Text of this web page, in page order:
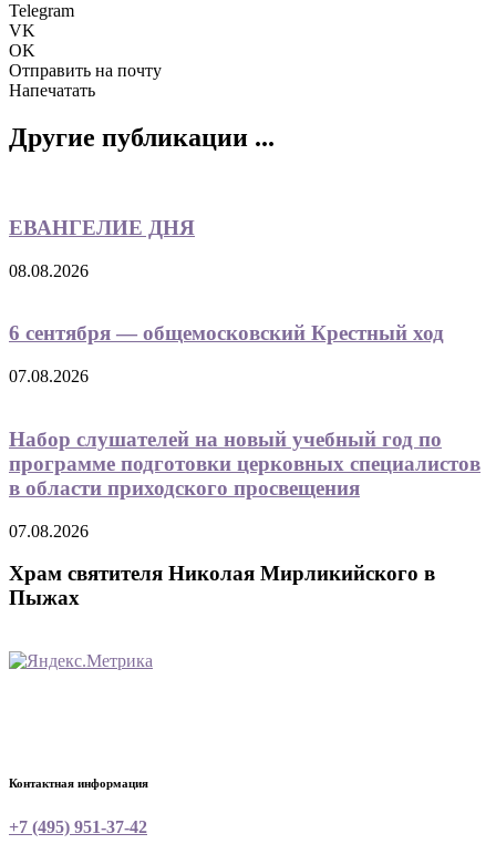
Telegram
VK
OK
Отправить на почту
Напечатать
Другие публикации ...
ЕВАНГЕЛИЕ ДНЯ
08.08.2026
6 сентября — общемосковский Крестный ход
07.08.2026
Набор слушателей на новый учебный год по
программе подготовки церковных специалистов
в области приходского просвещения
07.08.2026
Храм святителя Николая Мирликийского в
Пыжах
Контактная информация
+7 (495) 951-37-42